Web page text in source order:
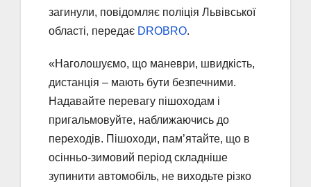
загинули, повідомляє поліція Львівської
області, передає DROBRO.
«Наголошуємо, що маневри, швидкість,
дистанція – мають бути безпечними.
Надавайте перевагу пішоходам і
пригальмовуйте, наближаючись до
переходів. Пішоходи, пам’ятайте, що в
осінньо-зимовий період складніше
зупинити автомобіль, не виходьте різко